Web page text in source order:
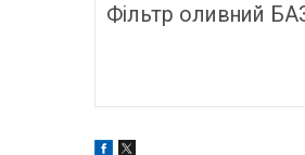
Фільтр оливний